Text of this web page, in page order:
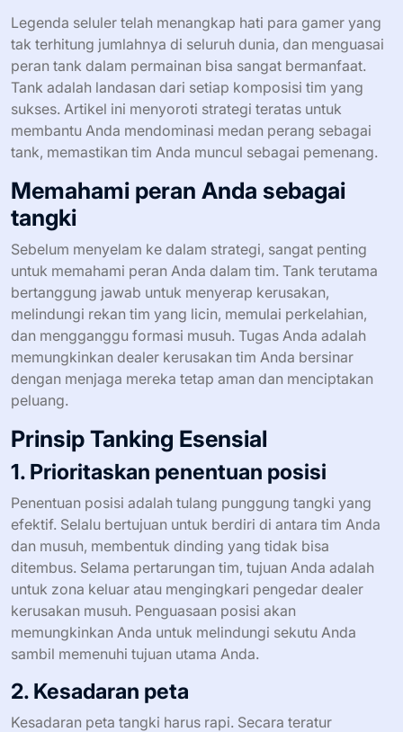
Legenda seluler telah menangkap hati para gamer yang
tak terhitung jumlahnya di seluruh dunia, dan menguasai
peran tank dalam permainan bisa sangat bermanfaat.
Tank adalah landasan dari setiap komposisi tim yang
sukses. Artikel ini menyoroti strategi teratas untuk
membantu Anda mendominasi medan perang sebagai
tank, memastikan tim Anda muncul sebagai pemenang.
Memahami peran Anda sebagai
tangki
Sebelum menyelam ke dalam strategi, sangat penting
untuk memahami peran Anda dalam tim. Tank terutama
bertanggung jawab untuk menyerap kerusakan,
melindungi rekan tim yang licin, memulai perkelahian,
dan mengganggu formasi musuh. Tugas Anda adalah
memungkinkan dealer kerusakan tim Anda bersinar
dengan menjaga mereka tetap aman dan menciptakan
peluang.
Prinsip Tanking Esensial
1. Prioritaskan penentuan posisi
Penentuan posisi adalah tulang punggung tangki yang
efektif. Selalu bertujuan untuk berdiri di antara tim Anda
dan musuh, membentuk dinding yang tidak bisa
ditembus. Selama pertarungan tim, tujuan Anda adalah
untuk zona keluar atau mengingkari pengedar dealer
kerusakan musuh. Penguasaan posisi akan
memungkinkan Anda untuk melindungi sekutu Anda
sambil memenuhi tujuan utama Anda.
2. Kesadaran peta
Kesadaran peta tangki harus rapi. Secara teratur